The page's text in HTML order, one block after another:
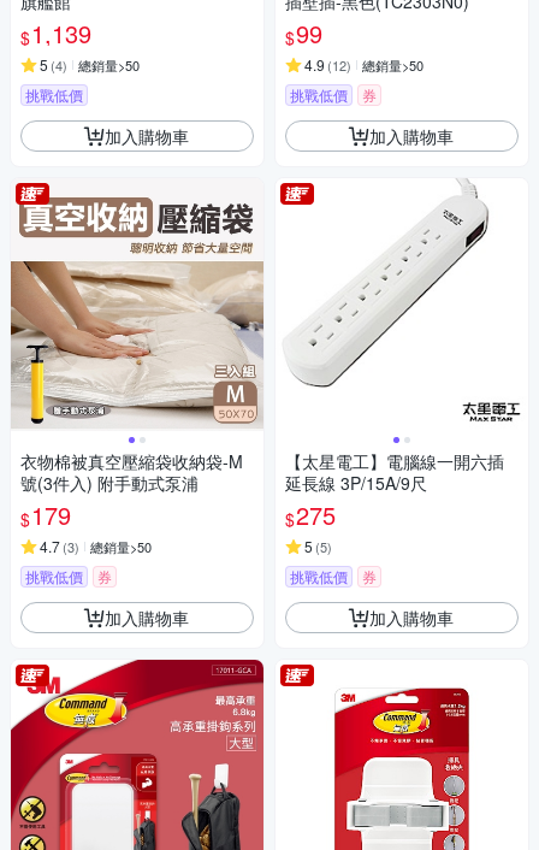
$1,139
5 (4) 總銷量>50
挑戰低價
加入購物車
衣物棉被真空壓縮袋收納袋-M
號(3件入) 附手動式泵浦
$179
4.7(3) 總銷量>50
挑戰低價 券
加入購物車
$99
4.9 (12) 總銷量>50
挑戰低價 券
加入購物車
【太星電工】電腦線一開六插
延長線 3P/15A/9尺
$275
5 (5)
挑戰低價 券
加入購物車